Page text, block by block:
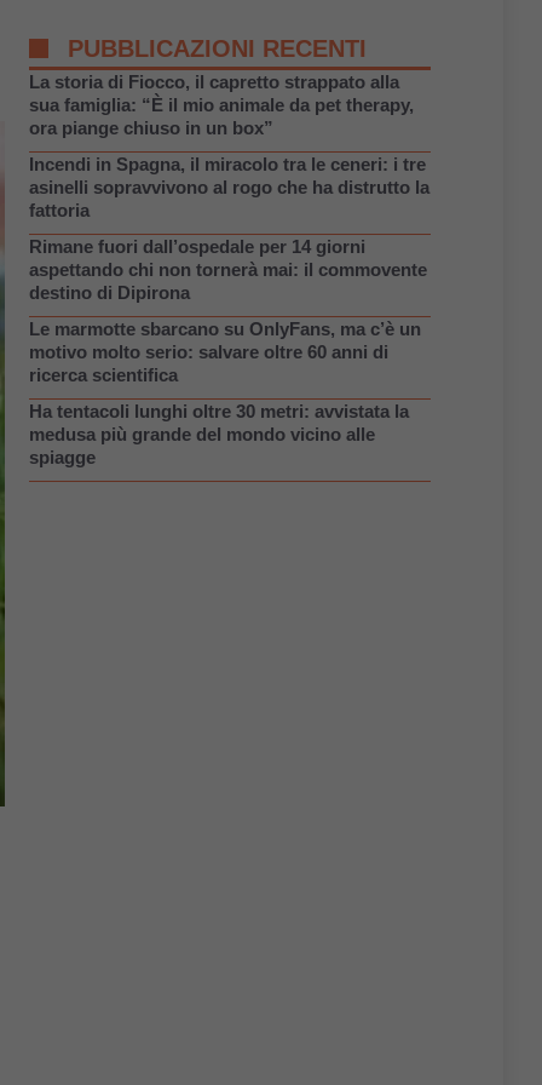
PUBBLICAZIONI RECENTI
La storia di Fiocco, il capretto strappato alla
sua famiglia: “È il mio animale da pet therapy,
ora piange chiuso in un box”
Incendi in Spagna, il miracolo tra le ceneri: i tre
asinelli sopravvivono al rogo che ha distrutto la
fattoria
Rimane fuori dall’ospedale per 14 giorni
aspettando chi non tornerà mai: il commovente
destino di Dipirona
Le marmotte sbarcano su OnlyFans, ma c’è un
motivo molto serio: salvare oltre 60 anni di
ricerca scientifica
Ha tentacoli lunghi oltre 30 metri: avvistata la
medusa più grande del mondo vicino alle
spiagge